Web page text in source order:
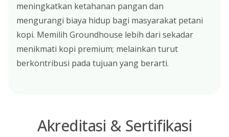
meningkatkan ketahanan pangan dan
mengurangi biaya hidup bagi masyarakat petani
kopi. Memilih Groundhouse lebih dari sekadar
menikmati kopi premium; melainkan turut
berkontribusi pada tujuan yang berarti.
Akreditasi & Sertifikasi